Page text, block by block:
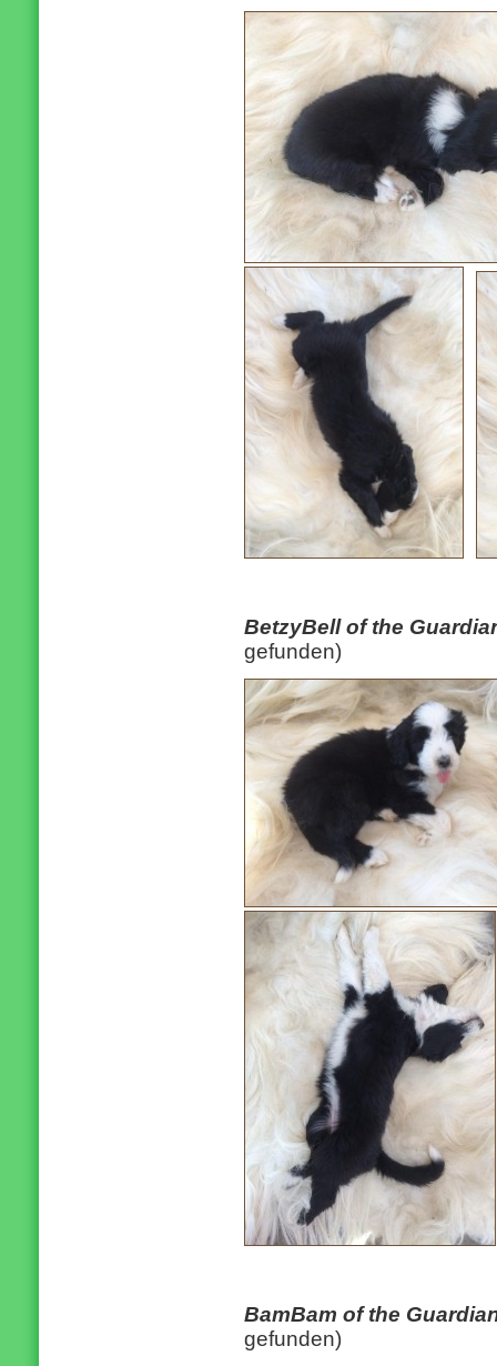
BetzyBell of the
gefunden)
BamBam of the
gefunden)